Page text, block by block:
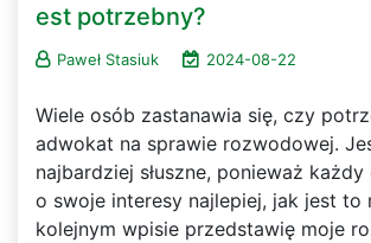
est potrzebny?
Paweł Stasiuk 2024-08-22
Wiele osób zastanawia się, czy
adwokat na sprawie rozwodowej.
najbardziej słuszne, ponieważ
o swoje interesy najlepiej, jak jest to
kolejnym wpisie przedstawię moje